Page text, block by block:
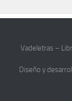
Vadeletras –
Diseño y